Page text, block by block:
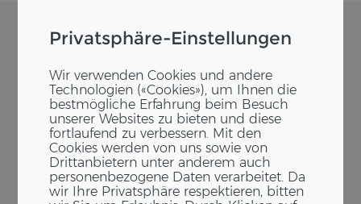
Privatsphäre-Einstellungen
Wir verwenden Cookies und andere
Technologien («Cookies»), um Ihnen die
bestmögliche Erfahrung beim Besuch
unserer Websites zu bieten und diese
fortlaufend zu verbessern. Mit den
Cookies werden von uns sowie von
Drittanbietern unter anderem auch
personenbezogene Daten verarbeitet. Da
wir Ihre Privatsphäre respektieren, bitten